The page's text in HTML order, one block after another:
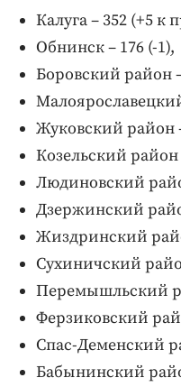
Калуга – 352 (+5
Обнинск – 176 (-1),
Боровский район
Жуковский район
Козельский район
Людиновский
Дзержинский
Жиздринский
Сухиничский
Перемышльский
Ферзиковский
Спас-Деменский
Бабынинский